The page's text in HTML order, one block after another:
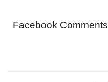
Facebook Comments